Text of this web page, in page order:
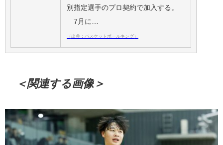
別指定選手のプロ契約で加入する。
7月に…
（出典：バスケットボールキング）
＜関連する画像＞